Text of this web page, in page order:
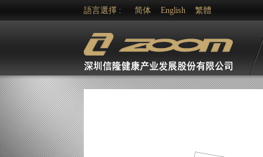
語言選擇 : 简体 English 繁體